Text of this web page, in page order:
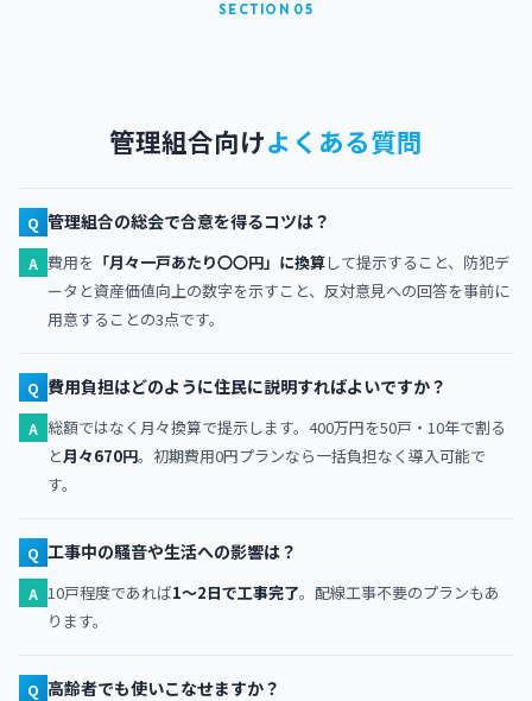
SECTION 05
管理組合向けよくある質問
Q 管理組合の総会で合意を得るコツは？
A 費用を 「月々一戸あたり〇〇円」に換算して提示すること、防犯デ
ータと資産価値向上の数字を示すこと、反対意見への回答を事前に
用意することの3点です。
Q 費用負担はどのように住民に説明すればよいですか？
A 総額ではなく月々換算で提示します。400万円を50戸・10年で割る
と月々670円。初期費用0円プランなら一括負担なく導入可能で
す。
Q 工事中の騒音や生活への影響は？
A 10戸程度であれば1〜2日で工事完了。配線工事不要のプランもあ
ります。
Q 高齢者でも使いこなせますか？